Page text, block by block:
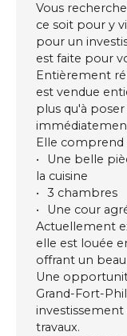
Vous
ce soit pour y
pour un
est faite pour
Entièrement
est vendue
plus qu'à
Elle comprend
Une belle
la cuisine
3 chambres
Une cour
Actuellement
elle est louée
offrant un
Une
Grand-Fort-
investissement
travaux.